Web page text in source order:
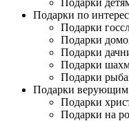
Подарки
Подарки по
Подарки
Подарки
Подарки
Подарки
Подарки
Подарки верующим
Подарки
Подарки на